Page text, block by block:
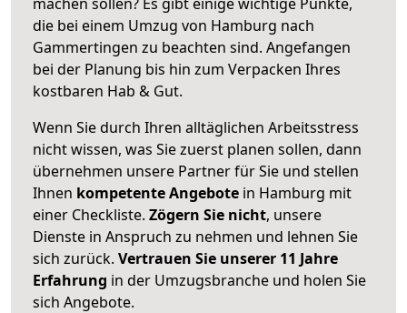
die bei einem Umzug von Hamburg nach
Gammertingen zu beachten sind. Angefangen
bei der Planung bis hin zum Verpacken Ihres
kostbaren Hab & Gut.
Wenn Sie durch Ihren alltäglichen Arbeitsstress
nicht wissen, was Sie zuerst planen sollen, dann
übernehmen unsere Partner für Sie und stellen
Ihnen kompetente Angebote in Hamburg mit
einer Checkliste. Zögern Sie nicht, unsere
Dienste in Anspruch zu nehmen und lehnen Sie
sich zurück. Vertrauen Sie unserer 11 Jahre
Erfahrung in der Umzugsbranche und holen Sie
sich Angebote.